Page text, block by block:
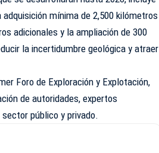
mínima de 2,500 kilómetros
adicionales y la ampliación de 300
la incertidumbre geológica y atraer
Foro de Exploración y Explotación,
de autoridades, expertos
público y privado.